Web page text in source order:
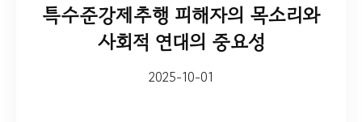
특수준강제추행 피해자의 목소리와
사회적 연대의 중요성
2025-10-01